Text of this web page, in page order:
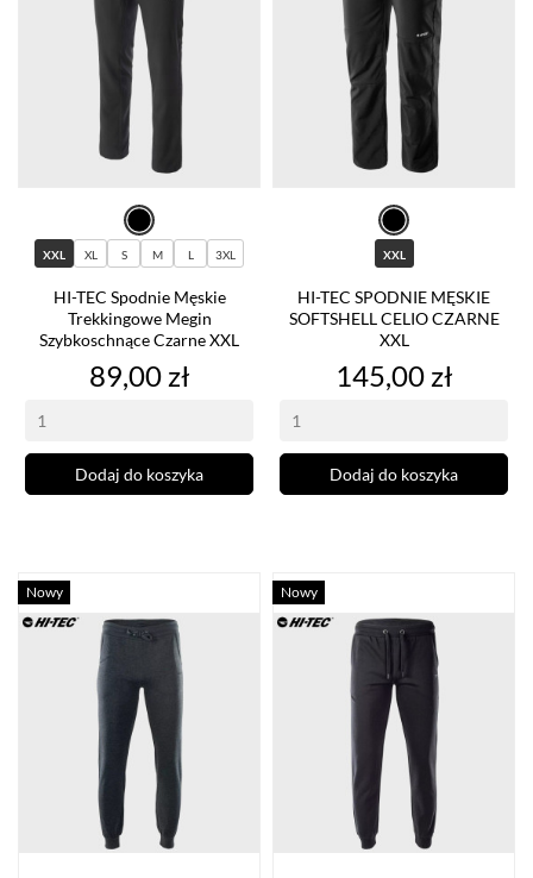
XXL XL S M L 3XL
HI-TEC Spodnie Męskie
Trekkingowe Megin
Szybkoschnące Czarne XXL
Cena
89,00 zł
Dodaj do koszyka
XXL
HI-TEC SPODNIE MĘSKIE
SOFTSHELL CELIO CZARNE
XXL
Cena
145,00 zł
Dodaj do koszyka
Nowy Nowy